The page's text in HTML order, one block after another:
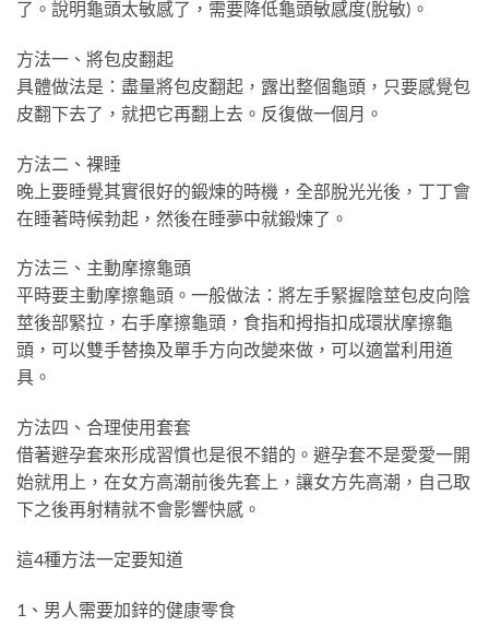
了。說明龜頭太敏感了，需要降低龜頭敏感度(脫敏)。
方法一、將包皮翻起
具體做法是：盡量將包皮翻起，露出整個龜頭，只要感覺包
皮翻下去了，就把它再翻上去。反復做一個月。
方法二、裸睡
晚上要睡覺其實很好的鍛煉的時機，全部脫光光後，丁丁會
在睡著時候勃起，然後在睡夢中就鍛煉了。
方法三、主動摩擦龜頭
平時要主動摩擦龜頭。一般做法：將左手緊握陰莖包皮向陰
莖後部緊拉，右手摩擦龜頭，食指和拇指扣成環狀摩擦龜
頭，可以雙手替換及單手方向改變來做，可以適當利用道
具。
方法四、合理使用套套
借著避孕套來形成習慣也是很不錯的。避孕套不是愛愛一開
始就用上，在女方高潮前後先套上，讓女方先高潮，自己取
下之後再射精就不會影響快感。
這4種方法一定要知道
1、男人需要加鋅的健康零食